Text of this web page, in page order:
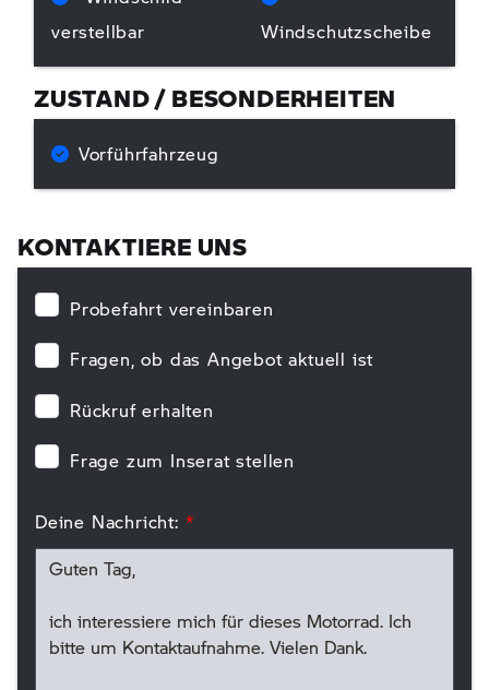
verstellbar
Windschutzscheibe
ZUSTAND / BESONDERHEITEN
Vorführfahrzeug
KONTAKTIERE UNS
Probefahrt vereinbaren
Fragen, ob das Angebot aktuell ist
Rückruf erhalten
Frage zum Inserat stellen
Deine Nachricht: *